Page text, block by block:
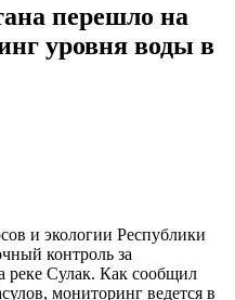
перешло на
уровня воды в
и экологии Республики
контроль за
реке Сулак. Как сообщил
мониторинг ведется в